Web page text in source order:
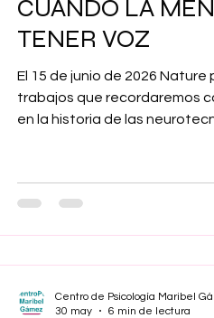
CUANDO LA
TENER VOZ
El 15 de junio de 2026 Nature
trabajos que recordaremos
en la historia de las
cursor, describe cómo una
utilizó casi dos años una
Centro de Psicología Maribel
30 may
6 min de lectura